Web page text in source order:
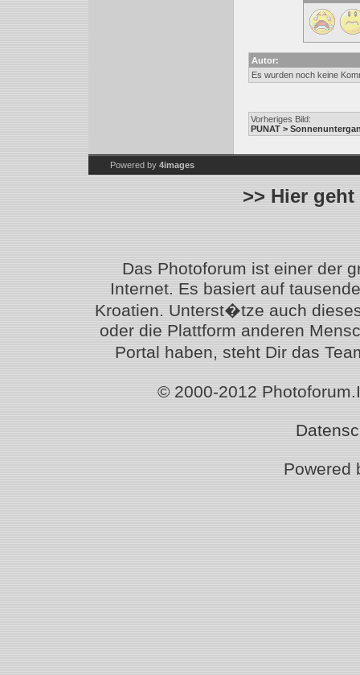
Autor:
Es wurden noch keine
Vorheriges Bild:
PUNAT >
Powered by 4images
>> Hier
Das Photoforum ist einer der
Internet. Es basiert auf
Kroatien. Unterst�tze auch
oder die Plattform anderen
Portal haben, steht Dir das
© 2000-2012
Powered